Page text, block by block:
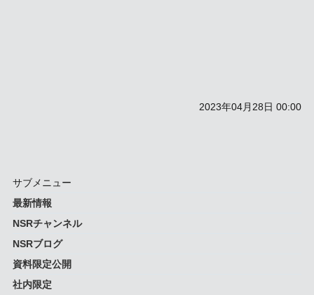
2023年04月28日 00:00
サブメニュー
最新情報
NSRチャンネル
NSRブログ
資料限定公開
社内限定